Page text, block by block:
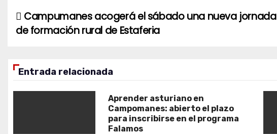
Navegación
de
entradas
Campumanes acogerá el sábado una nueva jornada
de formación rural de Estaferia
Entrada relacionada
Aprender asturiano en
Campomanes: abierto el plazo
para inscribirse en el programa
Falamos